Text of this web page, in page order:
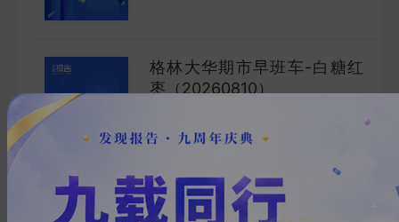
格林大华期市早班车-白糖红
枣（20260810）
「***
1 页